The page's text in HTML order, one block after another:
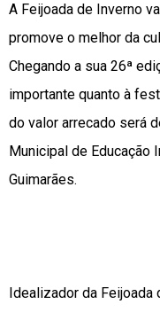
A Feijoada de Inverno
promove o melhor da
Chegando a sua 26ª
importante quanto à
do valor arrecado será
Municipal de Educação
Guimarães.
Idealizador da Feijoada